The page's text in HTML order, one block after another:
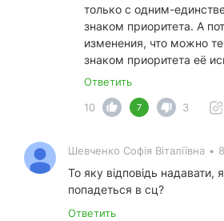
только с одним-
знаком приоритета. А
изменения, что можно
знаком приоритета её
Ответить
10
7 3
Шевченко Софія Віталіївна •
То яку відповідь надавати,
попадеться в сц?
Ответить